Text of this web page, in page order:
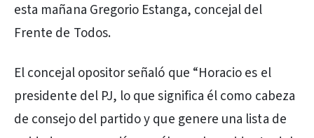
esta mañana Gregorio Estanga, concejal del
Frente de Todos.
El concejal opositor señaló que “Horacio es el
presidente del PJ, lo que significa él como cabeza
de consejo del partido y que genere una lista de